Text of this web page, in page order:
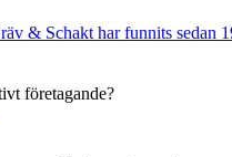
& Schakt har funnits sedan
företagande?